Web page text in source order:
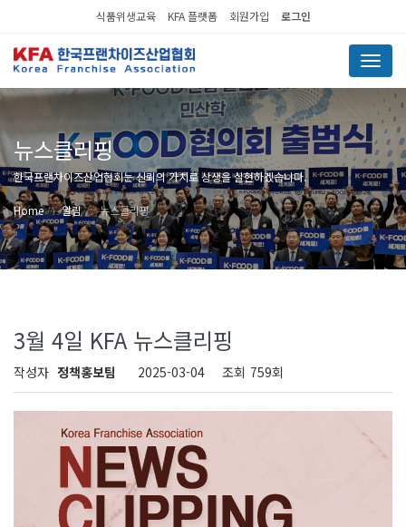
식품위생교육 KFA 플랫폼 회원가입 로그인
Menu
뉴스클리핑
한국프랜차이즈산업협회는 신뢰의 가치로 상생을 실현하겠습니다.
Home 알림 뉴스클리핑
3월 4일 KFA 뉴스클리핑
작성자 정책홍보팀 2025-03-04 조회 759회